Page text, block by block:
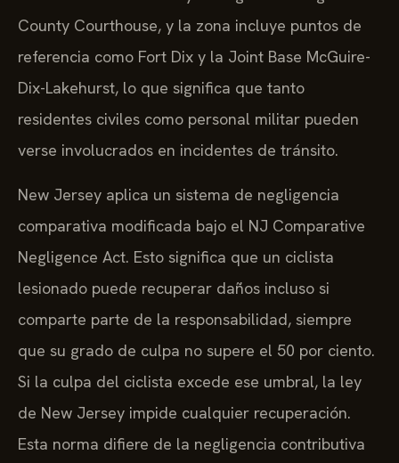
County Courthouse, y la zona incluye puntos de
referencia como Fort Dix y la Joint Base McGuire-
Dix-Lakehurst, lo que significa que tanto
residentes civiles como personal militar pueden
verse involucrados en incidentes de tránsito.
New Jersey aplica un sistema de negligencia
comparativa modificada bajo el NJ Comparative
Negligence Act. Esto significa que un ciclista
lesionado puede recuperar daños incluso si
comparte parte de la responsabilidad, siempre
que su grado de culpa no supere el 50 por ciento.
Si la culpa del ciclista excede ese umbral, la ley
de New Jersey impide cualquier recuperación.
Esta norma difiere de la negligencia contributiva